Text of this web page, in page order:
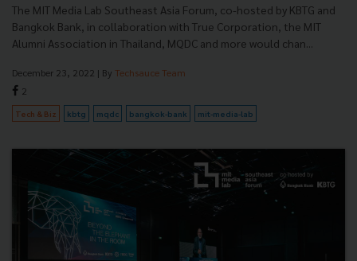
The MIT Media Lab Southeast Asia Forum, co-hosted by KBTG and
Bangkok Bank, in collaboration with True Corporation, the MIT
Alumni Association in Thailand, MQDC and more would chan...
December 23, 2022 | By Techsauce Team
2
Tech & Biz kbtg mqdc bangkok-bank mit-media-lab